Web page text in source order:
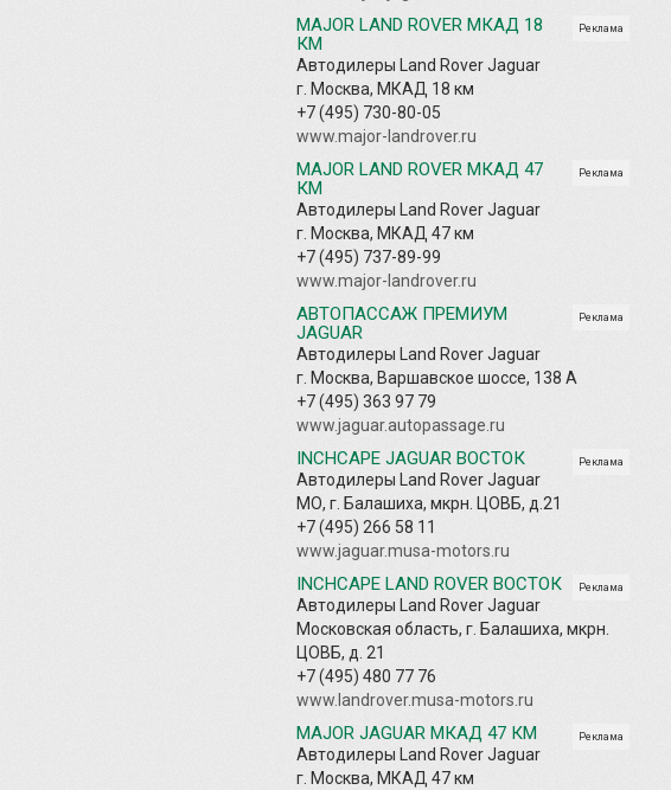
Реклама
MAJOR LAND ROVER МКАД 18
КМ
Автодилеры Land Rover Jaguar
г. Москва, МКАД 18 км
+7 (495) 730-80-05
www.major-landrover.ru
Реклама
MAJOR LAND ROVER МКАД 47
КМ
Автодилеры Land Rover Jaguar
г. Москва, МКАД 47 км
+7 (495) 737-89-99
www.major-landrover.ru
Реклама
АВТОПАССАЖ ПРЕМИУМ
JAGUAR
Автодилеры Land Rover Jaguar
г. Москва, Варшавское шоссе, 138 А
+7 (495) 363 97 79
www.jaguar.autopassage.ru
Реклама
INCHCAPE JAGUAR ВОСТОК
Автодилеры Land Rover Jaguar
МО, г. Балашиха, мкрн. ЦОВБ, д.21
+7 (495) 266 58 11
www.jaguar.musa-motors.ru
Реклама
INCHCAPE LAND ROVER ВОСТОК
Автодилеры Land Rover Jaguar
Московская область, г. Балашиха, мкрн.
ЦОВБ, д. 21
+7 (495) 480 77 76
www.landrover.musa-motors.ru
Реклама
MAJOR JAGUAR МКАД 47 КМ
Автодилеры Land Rover Jaguar
г. Москва, МКАД 47 км